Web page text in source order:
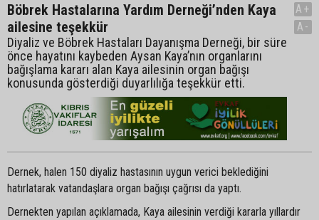
Böbrek Hastalarına Yardım Derneği’nden Kaya
ailesine teşekkür
Diyaliz ve Böbrek Hastaları Dayanışma Derneği, bir süre
önce hayatını kaybeden Aysan Kaya’nın organlarını
bağışlama kararı alan Kaya ailesinin organ bağışı
konusunda gösterdiği duyarlılığa teşekkür etti.
A+
A-
Dernek, halen 150 diyaliz hastasının uygun verici beklediğini
hatırlatarak vatandaşlara organ bağışı çağrısı da yaptı.
Dernekten yapılan açıklamada, Kaya ailesinin verdiği kararla yıllardır